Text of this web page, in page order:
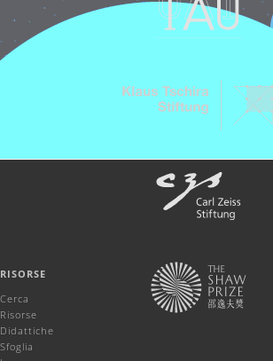
RISORSE
Cerca
Risorse
Didattiche
Sfoglia